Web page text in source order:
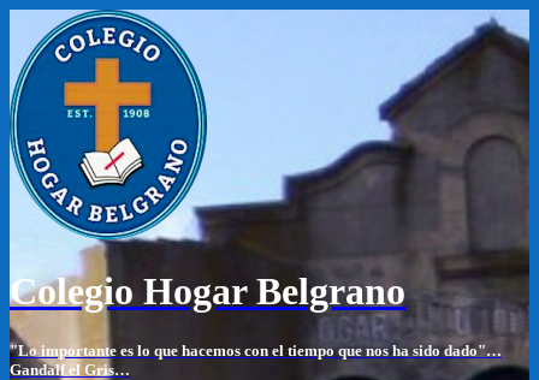
Colegio Hogar Belgrano
"Lo importante es lo que hacemos con el tiempo que nos ha sido dado"…
Gandalf el Gris…